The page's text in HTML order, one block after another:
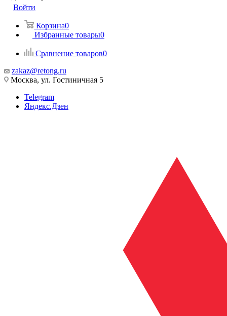
Войти
Корзина0
Избранные товары0
Сравнение товаров0
zakaz@retong.ru
Москва, ул. Гостиничная 5
Telegram
Яндекс.Дзен